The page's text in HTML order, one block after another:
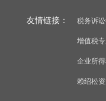
友情链接： 税务诉
增值税
企业所
赖绍松